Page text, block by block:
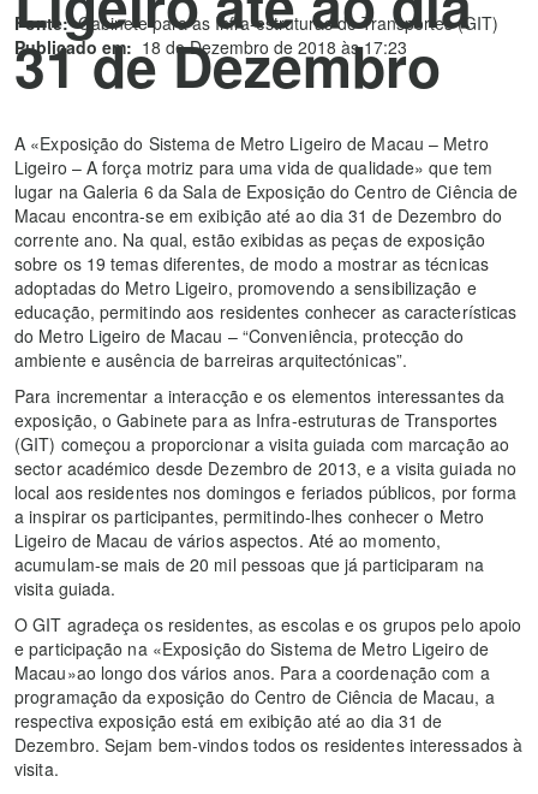
31 de Dezembro
Fonte: Gabinete para as Infra-estruturas de Transportes (GIT)
Publicado em: 18 de Dezembro de 2018 às 17:23
A «Exposição do Sistema de Metro Ligeiro de Macau – Metro
Ligeiro – A força motriz para uma vida de qualidade» que tem
lugar na Galeria 6 da Sala de Exposição do Centro de Ciência de
Macau encontra-se em exibição até ao dia 31 de Dezembro do
corrente ano. Na qual, estão exibidas as peças de exposição
sobre os 19 temas diferentes, de modo a mostrar as técnicas
adoptadas do Metro Ligeiro, promovendo a sensibilização e
educação, permitindo aos residentes conhecer as características
do Metro Ligeiro de Macau – “Conveniência, protecção do
ambiente e ausência de barreiras arquitectónicas”.
Para incrementar a interacção e os elementos interessantes da
exposição, o Gabinete para as Infra-estruturas de Transportes
(GIT) começou a proporcionar a visita guiada com marcação ao
sector académico desde Dezembro de 2013, e a visita guiada no
local aos residentes nos domingos e feriados públicos, por forma
a inspirar os participantes, permitindo-lhes conhecer o Metro
Ligeiro de Macau de vários aspectos. Até ao momento,
acumulam-se mais de 20 mil pessoas que já participaram na
visita guiada.
O GIT agradeça os residentes, as escolas e os grupos pelo apoio
e participação na «Exposição do Sistema de Metro Ligeiro de
Macau»ao longo dos vários anos. Para a coordenação com a
programação da exposição do Centro de Ciência de Macau, a
respectiva exposição está em exibição até ao dia 31 de
Dezembro. Sejam bem-vindos todos os residentes interessados à
visita.